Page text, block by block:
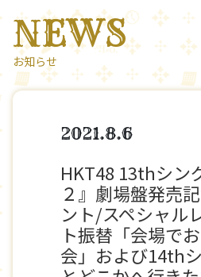
NEWS
お知らせ
2021.8.6
HKT48 13thシン
２』劇場盤発売
ント/スペシャル
ト振替「会場で
会」および14th